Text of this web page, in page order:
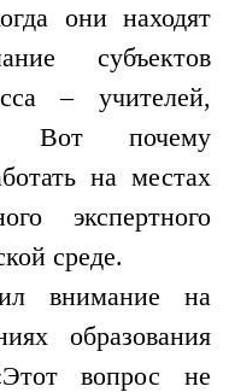
они находят
субъектов
– учителей,
Вот почему
на местах
экспертного
среде.
внимание на
образования
вопрос не